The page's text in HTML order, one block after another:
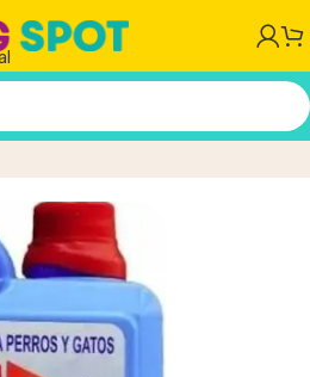
Y Gatos Concentrado X 1 Litr